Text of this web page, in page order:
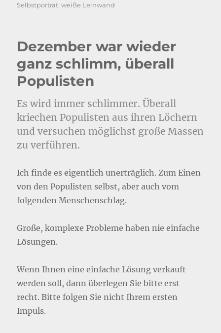
Selbstporträt,weiße Leinwand
Dezember war wieder
ganz schlimm, überall
Populisten
Es wird immer schlimmer. Überall
kriechen Populisten aus ihren Löchern
und versuchen möglichst große Massen
zu verführen.
Ich finde es eigentlich unerträglich. Zum Einen
von den Populisten selbst, aber auch vom
folgenden Menschenschlag.
Große, komplexe Probleme haben nie einfache
Lösungen.
Wenn Ihnen eine einfache Lösung verkauft
werden soll, dann überlegen Sie bitte erst
recht. Bitte folgen Sie nicht Ihrem ersten
Impuls.